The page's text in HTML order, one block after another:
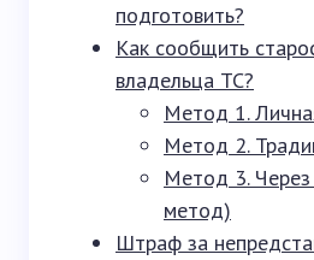
подготовить?
Как сообщить
владельца ТС?
Метод 1.
Метод 2.
Метод 3.
метод)
Штраф за